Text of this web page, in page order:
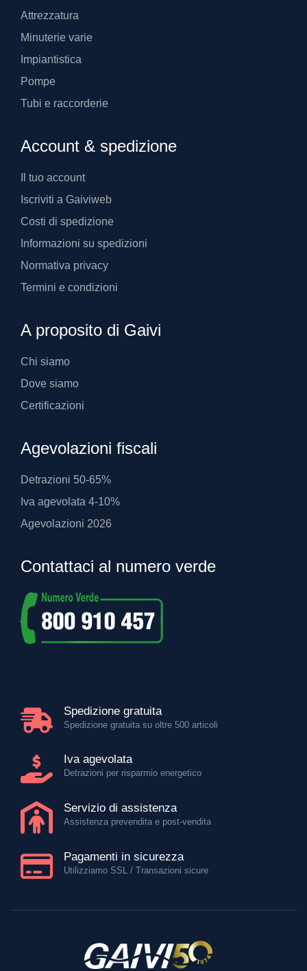
Attrezzatura
Minuterie varie
Impiantistica
Pompe
Tubi e raccorderie
Account & spedizione
Il tuo account
Iscriviti a Gaiviweb
Costi di spedizione
Informazioni su spedizioni
Normativa privacy
Termini e condizioni
A proposito di Gaivi
Chi siamo
Dove siamo
Certificazioni
Agevolazioni fiscali
Detrazioni 50-65%
Iva agevolata 4-10%
Agevolazioni 2026
Contattaci al numero verde
Spedizione gratuita
Spedizione gratuita su oltre 500 articoli
Iva agevolata
Detrazioni per risparmio energetico
Servizio di assistenza
Assistenza prevendita e post-vendita
Pagamenti in sicurezza
Utilizziamo SSL / Transazioni sicure